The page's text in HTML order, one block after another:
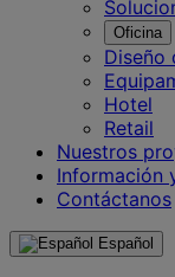
Oficina
Diseño
Hotel
Retail
Nuestros
Información
Contáctanos
Español